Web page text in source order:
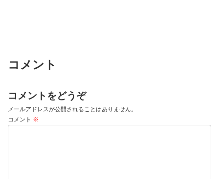
コメント
コメントをどうぞ
メールアドレスが公開されることはありません。
コメント ※